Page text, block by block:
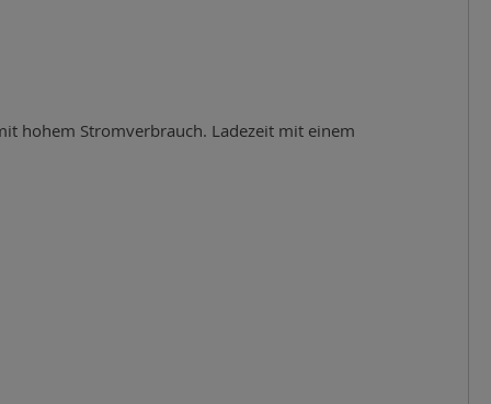
hohem Stromverbrauch. Ladezeit mit einem